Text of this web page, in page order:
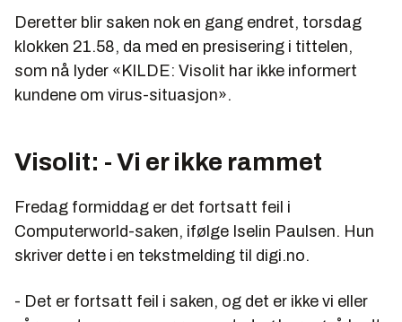
Deretter blir saken nok en gang endret, torsdag
klokken 21.58, da med en presisering i tittelen,
som nå lyder «KILDE: Visolit har ikke informert
kundene om virus-situasjon».
Visolit: - Vi er ikke rammet
Fredag formiddag er det fortsatt feil i
Computerworld-saken, ifølge Iselin Paulsen. Hun
skriver dette i en tekstmelding til digi.no.
- Det er fortsatt feil i saken, og det er ikke vi eller